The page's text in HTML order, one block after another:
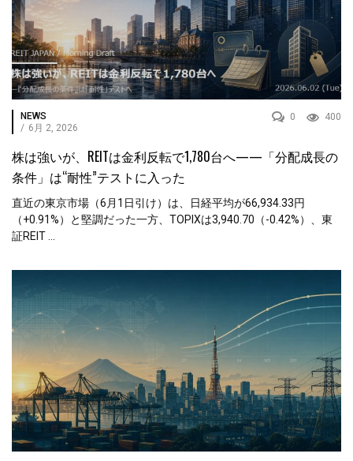
400
0
NEWS
/ 6月 2, 2026
株は強いが、REITは金利反転で1,780台へ——「分配成長の
条件」は“耐性”テストに入った
直近の東京市場（6月1日引け）は、日経平均が66,934.33円
（+0.91%）と堅調だった一方、TOPIXは3,940.70（-0.42%）、東
証REIT ...